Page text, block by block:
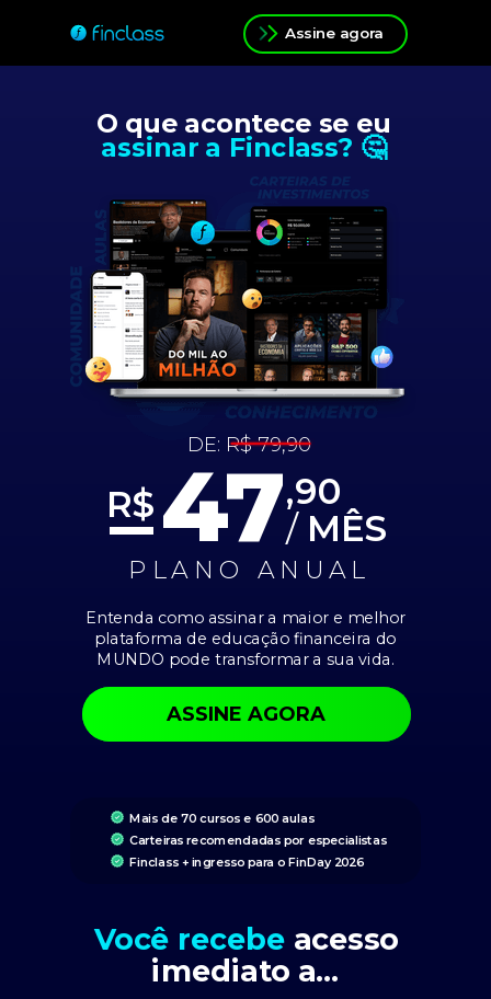
O que acontece se eu
assinar a Finclass? 🤔
ASSINE AGORA
Entenda como assinar a maior e melhor
plataforma de educação financeira do
MUNDO pode transformar a sua vida.
Assine agora
Mais de 70 cursos e 600 aulas
Carteiras recomendadas por especialistas
Finclass + ingresso para o FinDay 2026
R$
,90
/ MÊS
47
PLANO ANUAL
DE: R$ 79,90
Você recebe acesso
imediato a…